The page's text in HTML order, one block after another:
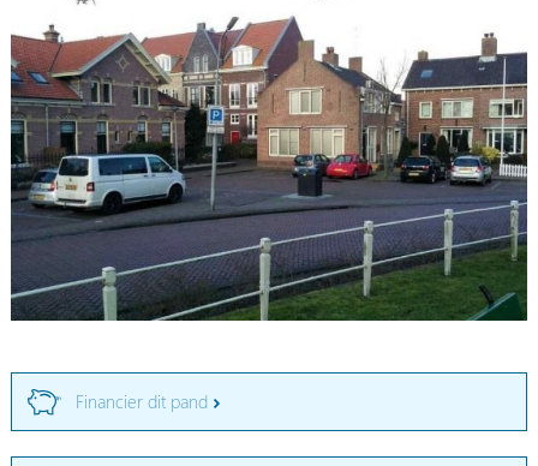
Financier dit pand